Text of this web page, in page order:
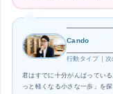
Cando
行動タイプ｜
君はすでに十分がんばってい
っと軽くなる小さな一歩」を探